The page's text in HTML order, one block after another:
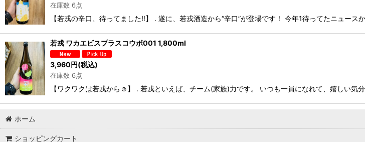
在庫数 6点
【若戎の辛口、待ってました‼️】 . 遂に、若戎酒造から“辛口”が登場です！ 今年1待ってたニュー
若戎 ワカエビスプラスコウボ001 1,800ml
3,960円(税込)
在庫数 6点
【ワクワクは若戎から☺️】 . 若戎といえば、チーム(家族)力です。 いつも一員になれて、嬉しい
ホーム
ショッピングカート